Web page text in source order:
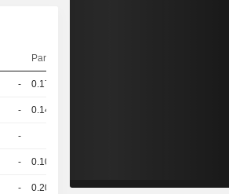
Parité
- 0.178
- 0.148
-
- 0.109
- 0.208 101 / 101.4